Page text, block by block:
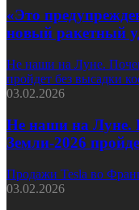
«Это
новый ракетный
Не наши на Луне.
пройдет без высадки
03.02.2026
Не наши на Луне.
Земли-2026
Продажи Tesla во
03.02.2026